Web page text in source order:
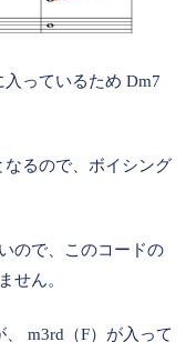
っているため Dm7
るので、ボイシング
ので、このコードの
せん。
m3rd（F）が入って